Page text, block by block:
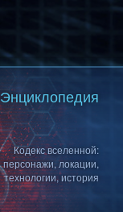
Энциклопедия
Кодекс вселенной:
персонажи, локации,
технологии, история